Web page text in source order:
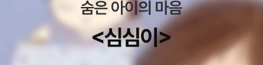
생님이 불러준 듯한 내용을 갈겨적은 카드를 받고 잠시 허망했던 내
기분을 대변한다. 이렇게 봐야 할 책도, 웹툰도, 영화도, 행사도 줄줄
이 많은 이 시기는 복이 터진 시기인가보다.마무리가 힘들어 역시 기